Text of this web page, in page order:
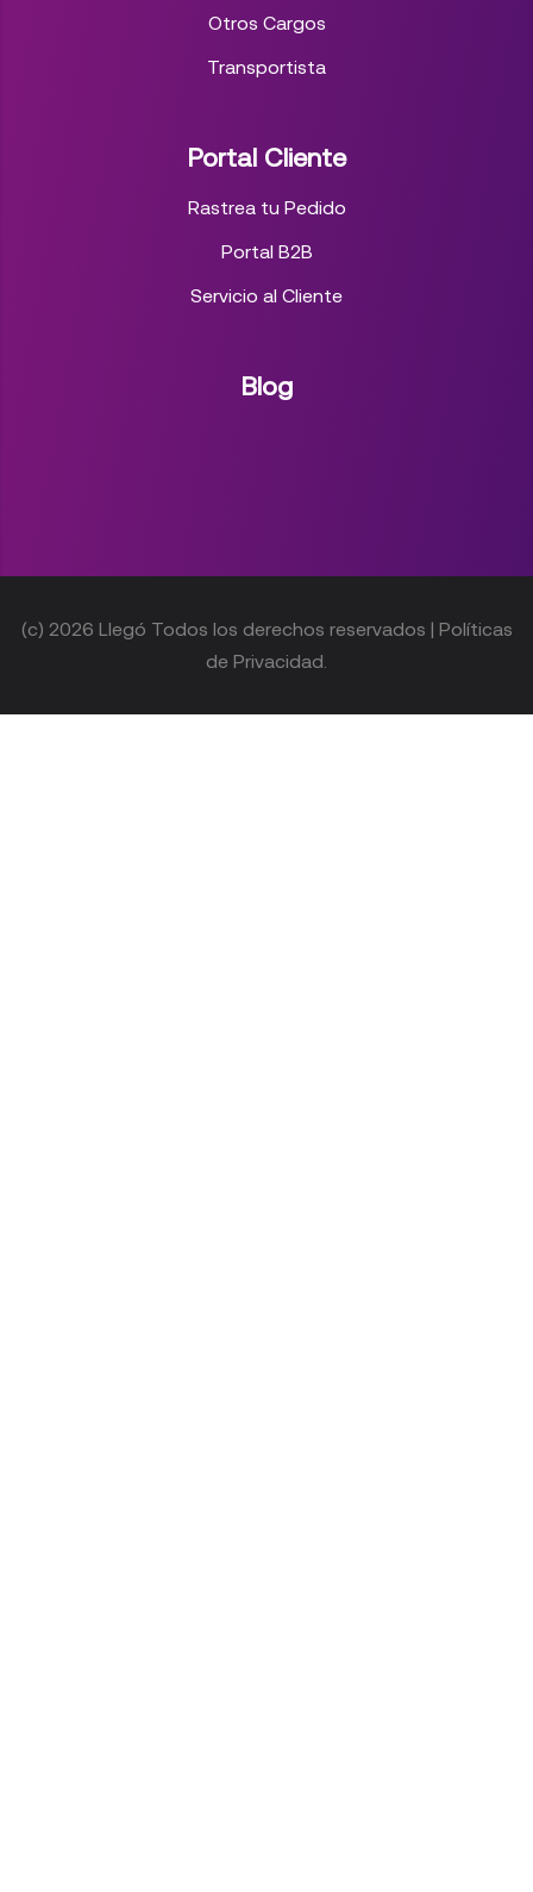
Otros Cargos
Transportista
Portal Cliente
Rastrea tu Pedido
Portal B2B
Servicio al Cliente
Blog
(c) 2026 Llegó Todos los derechos reservados | Políticas
de Privacidad.